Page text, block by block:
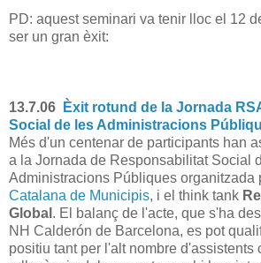
PD: aquest seminari va tenir lloc el 12
ser un gran èxit:
13.7.06
Èxit rotund de la Jornada
Social de les Administracions
Més d'un centenar de participants han
a la Jornada de Responsabilitat Social
Administracions Públiques organitzada
Catalana de Municipis, i el think tank
Global . El balanç de l'acte, que s'ha
NH Calderón de Barcelona, es pot
positiu tant per l'alt nombre d'assistents